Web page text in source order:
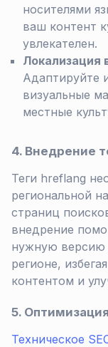
носителями
ваш контент
увлекателен.
Локализация
Адаптируйте
визуальные
местные
4. Внедрение
Теги hreflang
региональной
страниц
внедрение
нужную версию
регионе,
контентом и
5.
Техническое